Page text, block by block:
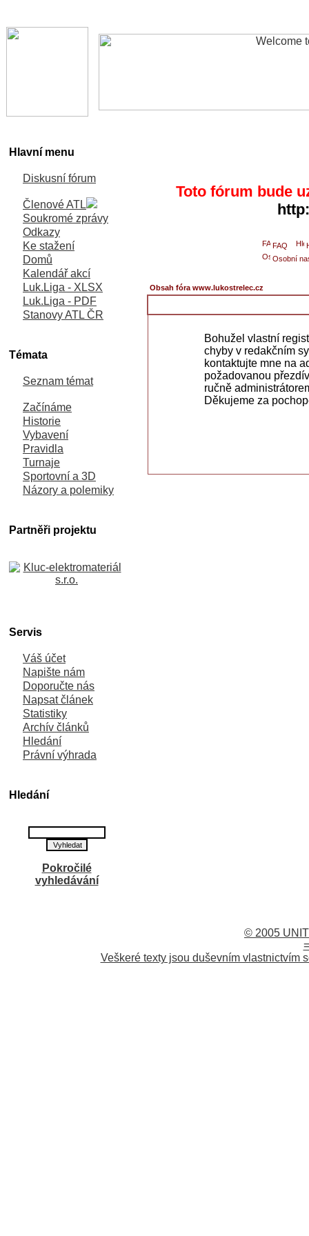
Hlavní menu
Diskusní fórum
Členové ATL
Soukromé zprávy
Odkazy
Ke stažení
Domů
Kalendář akcí
Luk.Liga - XLSX
Luk.Liga - PDF
Stanovy ATL ČR
Témata
Seznam témat
Začínáme
Historie
Vybavení
Pravidla
Turnaje
Sportovní a 3D
Názory a polemiky
Partněři projektu
Servis
Váš účet
Napište nám
Doporučte nás
Napsat článek
Statistiky
Archív článků
Hledání
Právní výhrada
Hledání
Pokročilé
vyhledávání
Toto fórum bude
FAQ
Osobní
Obsah fóra www.lukostrelec.cz
Bohužel vlastní
chyby v redakčním
kontaktujte mne na
požadovanou
ručně
Děkujeme za
© 2005
Veškeré texty jsou duševním vlastnictvím